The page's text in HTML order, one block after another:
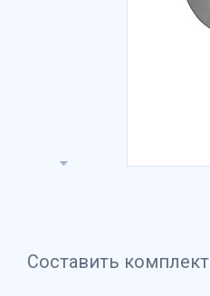
Составить комплект